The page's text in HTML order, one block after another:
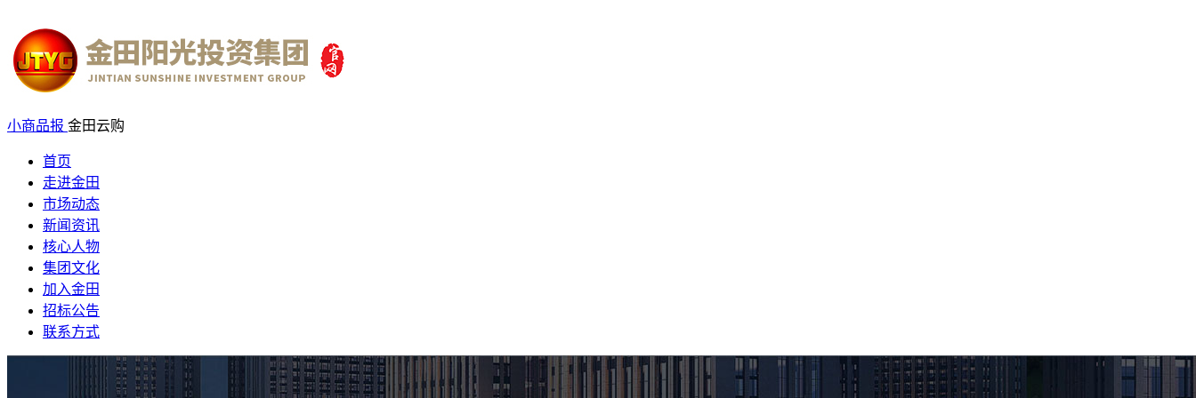
小商品报 金田云购
首页
走进金田
市场动态
新闻资讯
核心人物
集团文化
加入金田
招标公告
联系方式